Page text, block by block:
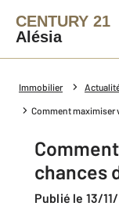
CENTURY 21
Alésia
Immobilier
Comment maximiser
chances
Publié le 13/